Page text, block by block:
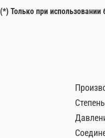
(*) Только при